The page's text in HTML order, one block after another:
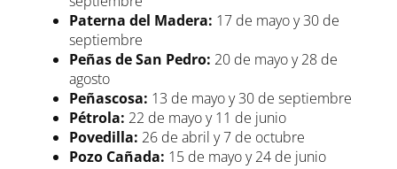
Paterna del Madera: 17 de mayo y 30 de
septiembre
Peñas de San Pedro: 20 de mayo y 28 de
agosto
Peñascosa: 13 de mayo y 30 de septiembre
Pétrola: 22 de mayo y 11 de junio
Povedilla: 26 de abril y 7 de octubre
Pozo Cañada: 15 de mayo y 24 de junio